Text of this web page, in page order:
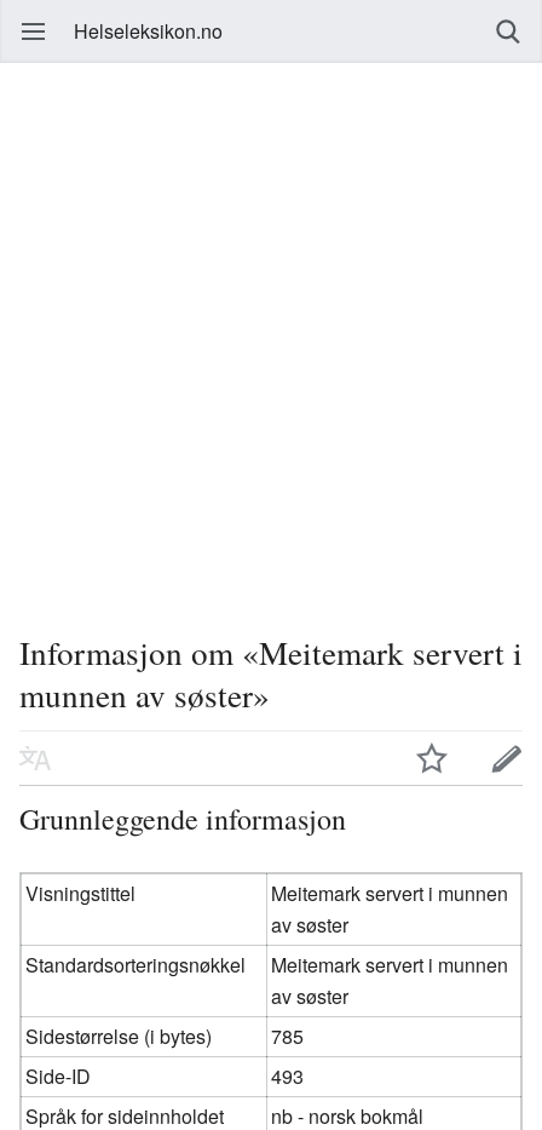
Helseleksikon.no
Informasjon om «Meitemark servert i
munnen av søster»
Grunnleggende informasjon
Visningstittel
Meitemark servert i munnen
av søster
Standardsorteringsnøkkel
Meitemark servert i munnen
av søster
Sidestørrelse (i bytes)
785
Side-ID
493
Språk for sideinnholdet
nb - norsk bokmål